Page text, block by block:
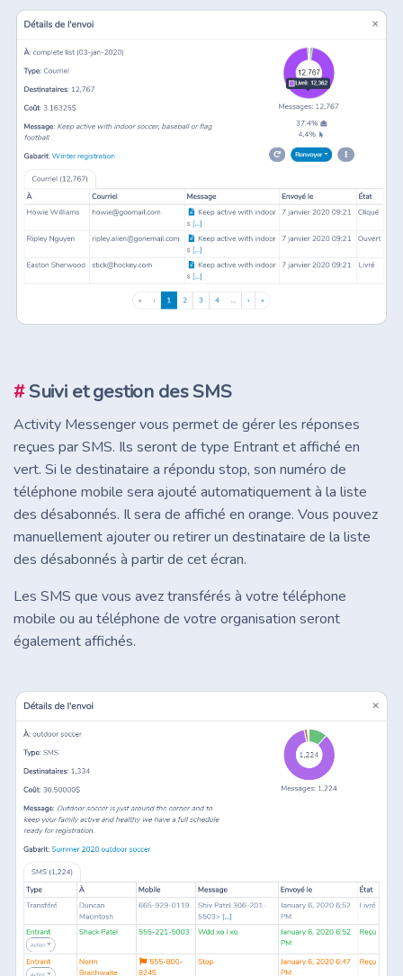
#Suivi et gestion des SMS
Activity Messenger vous permet de gérer les réponses
reçues par SMS. Ils seront de type Entrant et affiché en
vert. Si le destinataire a répondu stop, son numéro de
téléphone mobile sera ajouté automatiquement à la liste
des désabonnés. Il sera de affiché en orange. Vous pouvez
manuellement ajouter ou retirer un destinataire de la liste
des désabonnés à partir de cet écran.
Les SMS que vous avez transférés à votre téléphone
mobile ou au téléphone de votre organisation seront
également affichés.